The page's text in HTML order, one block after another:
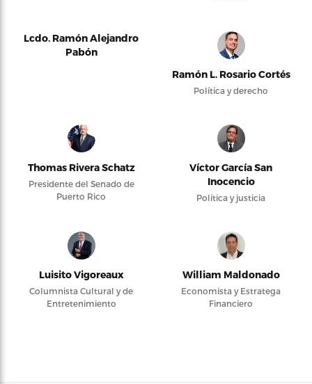
Lcdo. Ramón Alejandro
Pabón
Ramón L. Rosario Cortés
Política y derecho
Thomas Rivera Schatz
Presidente del Senado de
Puerto Rico
Víctor García San
Inocencio
Política y justicia
Luisito Vigoreaux
Columnista Cultural y de
Entretenimiento
William Maldonado
Economista y Estratega
Financiero